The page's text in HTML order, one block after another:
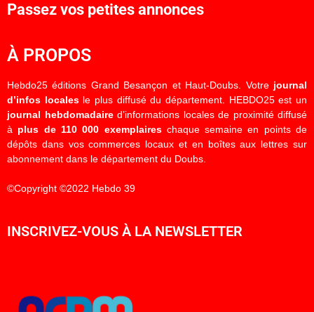
Passez vos petites annonces
À PROPOS
Hebdo25 éditions Grand Besançon et Haut-Doubs. Votre journal
d’infos localesle plus diffusé du département. HEBDO25 est un
journal hebdomadaired’informations locales de proximité diffusé
à plus de 110 000 exemplaireschaque semaine en points de
dépôts dans vos commerces locaux et en boîtes aux lettres sur
abonnement dans le département du Doubs.
©Copyright ©2022 Hebdo 39
INSCRIVEZ-VOUS À LA NEWSLETTER